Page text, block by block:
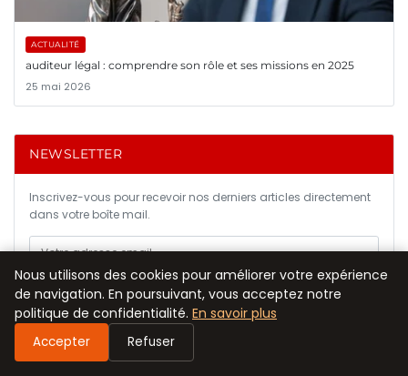
ACTUALITÉ
auditeur légal : comprendre son rôle et ses missions en 2025
25 mai 2026
NEWSLETTER
Inscrivez-vous pour recevoir nos derniers articles directement
dans votre boîte mail.
S'INSCRIRE
CATÉGORIES
Nous utilisons des cookies pour améliorer votre expérience
de navigation. En poursuivant, vous acceptez notre
politique de confidentialité. En savoir plus
Accepter Refuser